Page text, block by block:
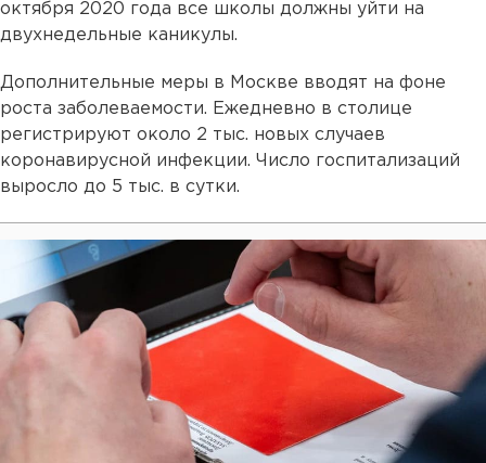
октября 2020 года все школы должны уйти на
двухнедельные каникулы.
Дополнительные меры в Москве вводят на фоне
роста заболеваемости. Ежедневно в столице
регистрируют около 2 тыс. новых случаев
коронавирусной инфекции. Число госпитализаций
выросло до 5 тыс. в сутки.